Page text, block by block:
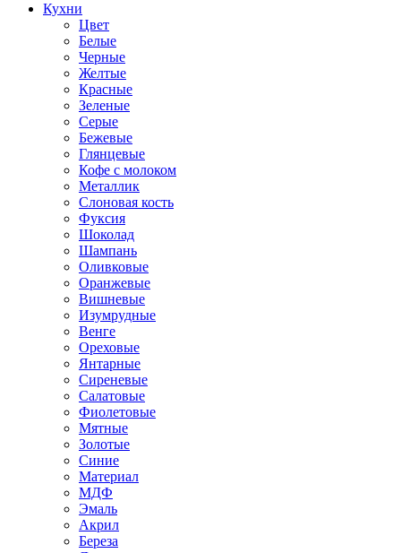
Кухни
Цвет
Белые
Черные
Желтые
Красные
Зеленые
Серые
Бежевые
Глянцевые
Кофе с молоком
Металлик
Слоновая кость
Фуксия
Шоколад
Шампань
Оливковые
Оранжевые
Вишневые
Изумрудные
Венге
Ореховые
Янтарные
Сиреневые
Салатовые
Фиолетовые
Мятные
Золотые
Синие
Материал
МДФ
Эмаль
Акрил
Береза